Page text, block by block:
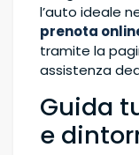
l’auto ideale
prenota
tramite la
assistenza
Guida
e